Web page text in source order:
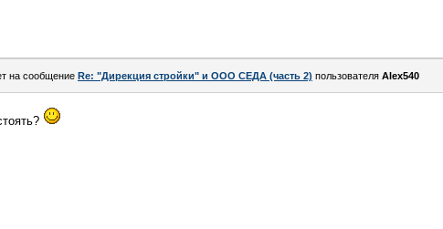
на сообщение Re: "Дирекция стройки" и ООО СЕДА (часть 2) пользователя Alex540